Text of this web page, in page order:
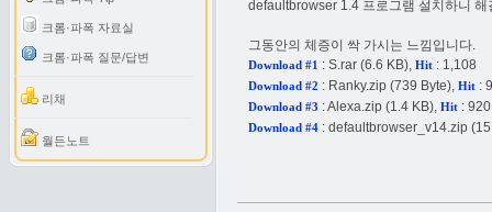
크롬·파폭 자료실
크롬·파폭 질문/답변
리채
월든노트
defaultbrowser 1.4 프로그램 설치하니 해
그동안의 체증이 싹 가시는 느낌입니다.
Download #1 : S.rar (6.6 KB), Hit : 1,108
Download #2 : Ranky.zip (739 Byte), Hit :
Download #3 :Alexa.zip (1.4 KB), Hit : 920
Download #4 : defaultbrowser_v14.zip